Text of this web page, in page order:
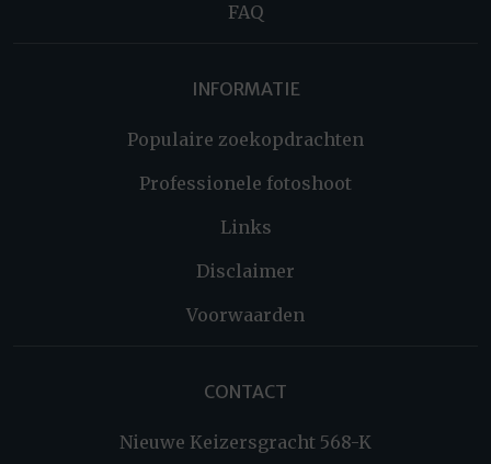
FAQ
INFORMATIE
Populaire zoekopdrachten
Professionele fotoshoot
Links
Disclaimer
Voorwaarden
CONTACT
Nieuwe Keizersgracht 568-K